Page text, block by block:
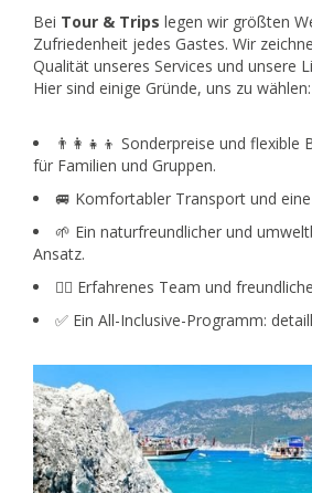
Bei Tour & Trips legen wir größten
Zufriedenheit jedes Gastes. Wir
Qualität unseres Services und unsere
Hier sind einige Gründe, uns zu wählen:
👨‍👩‍👧‍👦 Sonderpreise und flexible
für Familien und Gruppen.
🚐 Komfortabler Transport und
🌱 Ein naturfreundlicher und
Ansatz.
👨‍✈️ Erfahrenes Team und
✅ Ein All-Inclusive-Programm: